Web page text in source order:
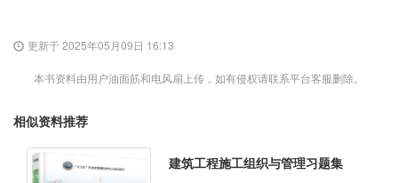
更新于 2025年05月09日 16:13
本书资料由用户油面筋和电风扇上传，如有侵权请联系平台客服删除。
相似资料推荐
建筑工程施工组织与管理习题集